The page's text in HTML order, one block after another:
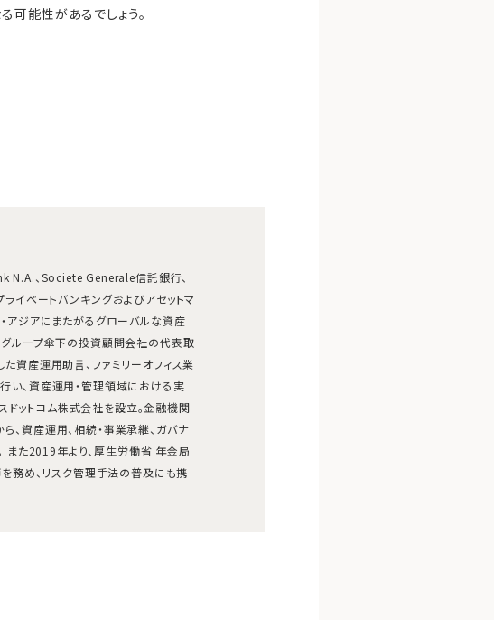
可能性があるでしょう。
N.A.、Societe Generale信託銀行、
ベートバンキングおよびアセットマ
アジアにまたがるグローバルな資産
ループ傘下の投資顧問会社の代表取
資産運用助言、ファミリーオフィス業
い、資産運用・管理領域における実
ドットコム株式会社を設立。金融機関
資産運用、相続・事業承継、ガバナ
また2019年より、厚生労働省 年金局
務め、リスク管理手法の普及にも携